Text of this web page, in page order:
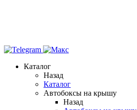
Каталог
Назад
Каталог
Автобоксы на крышу
Назад